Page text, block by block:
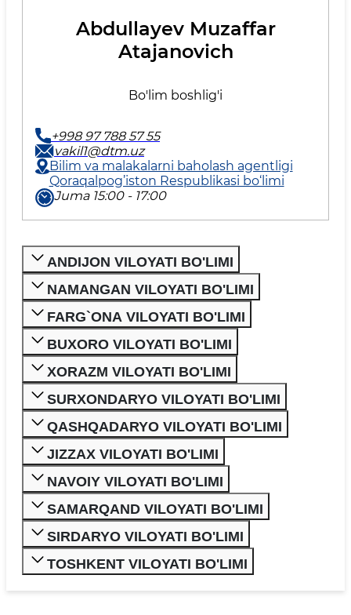
Abdullayev Muzaffar
Atajanovich
Bo'lim boshlig'i
+998 97 788 57 55
vakil1@dtm.uz
Bilim va malakalarni baholash agentligi
Qoraqalpog’iston Respublikasi bo‘limi
Juma 15:00 - 17:00
ANDIJON VILOYATI BO'LIMI
NAMANGAN VILOYATI BO'LIMI
FARG`ONA VILOYATI BO'LIMI
BUXORO VILOYATI BO'LIMI
XORAZM VILOYATI BO'LIMI
SURXONDARYO VILOYATI BO'LIMI
QASHQADARYO VILOYATI BO'LIMI
JIZZAX VILOYATI BO'LIMI
NAVOIY VILOYATI BO'LIMI
SAMARQAND VILOYATI BO'LIMI
SIRDARYO VILOYATI BO'LIMI
TOSHKENT VILOYATI BO'LIMI